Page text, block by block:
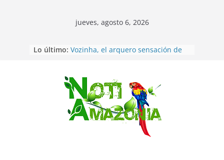
Saltar
jueves, agosto 6, 2026
Lo último: Sentencian a 34 años de prisión a
implicados en caso de Alison,
Vozinha, el arquero sensación de
cabo Verde, ya llegó para
incorporarse a Colo Colo de Chile
Pastaza: la parroquia Diez de
Agosto eligió a su nueva reina por
La “deuda de sueño”: una alerta